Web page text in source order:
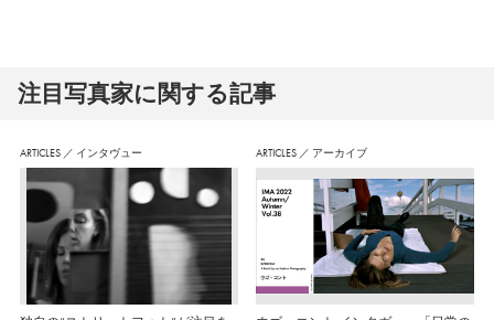
注⽬写真家に関する記事
ARTICLES ／ インタヴュー ARTICLES ／ アーカイブ